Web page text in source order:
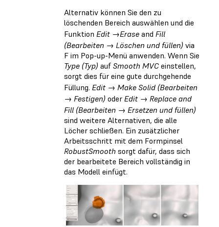
Alternativ können Sie den zu
löschenden Bereich auswählen und die
Funktion Edit →Erase and Fill
(Bearbeiten → Löschen und füllen) via
F im Pop-up-Menü anwenden. Wenn Sie
Type (Typ) auf Smooth MVC einstellen,
sorgt dies für eine gute durchgehende
Füllung. Edit → Make Solid (Bearbeiten
→ Festigen) oder Edit → Replace and
Fill (Bearbeiten → Ersetzen und füllen)
sind weitere Alternativen, die alle
Löcher schließen. Ein zusätzlicher
Arbeitsschritt mit dem Formpinsel
RobustSmooth sorgt dafür, dass sich
der bearbeitete Bereich vollständig in
das Modell einfügt.